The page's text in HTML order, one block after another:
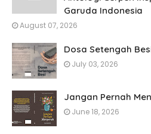
Garuda Indonesia
August 07, 2026
Dosa Setengah
July 03, 2026
Jangan Pernah
June 18, 2026